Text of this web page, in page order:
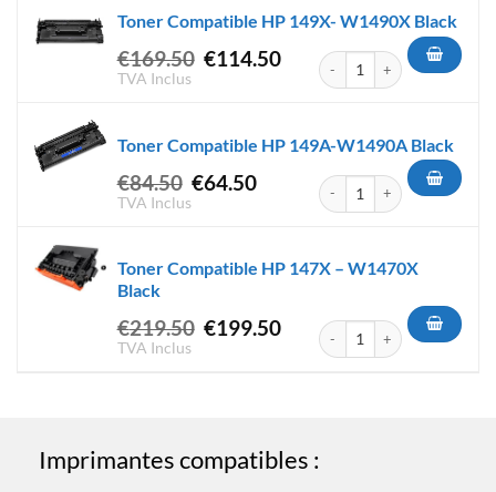
Toner Compatible HP 149X- W1490X Black
€169.50 Le
€169.50.
€114.50Le
€114.50.
TVA Inclus
quantité de Toner
Toner Compatible HP 149A-W1490A Black
€84.50 Le
€84.50.
€64.50Le
€64.50.
TVA Inclus
quantité de Toner
Toner Compatible HP 147X – W1470X
Black
€219.50 Le
€199.50Le
TVA Inclus
quantité de Toner
Imprimantes compatibles :